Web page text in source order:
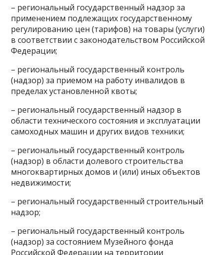
– региональный государственный надзор за
применением подлежащих государственному
регулированию цен (тарифов) на товары (услуги)
в соответствии с законодательством Российской
Федерации;
– региональный государственный контроль
(надзор) за приемом на работу инвалидов в
пределах установленной квоты;
– региональный государственный надзор в
области технического состояния и эксплуатации
самоходных машин и других видов техники;
– региональный государственный контроль
(надзор) в области долевого строительства
многоквартирных домов и (или) иных объектов
недвижимости;
– региональный государственный строительный
надзор;
– региональный государственный контроль
(надзор) за состоянием Музейного фонда
Российской Федерации на территории